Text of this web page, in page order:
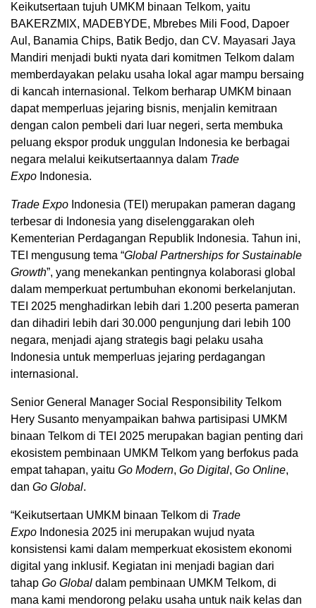
Keikutsertaan tujuh UMKM binaan Telkom, yaitu
BAKERZMIX, MADEBYDE, Mbrebes Mili Food, Dapoer
Aul, Banamia Chips, Batik Bedjo, dan CV. Mayasari Jaya
Mandiri menjadi bukti nyata dari komitmen Telkom dalam
memberdayakan pelaku usaha lokal agar mampu bersaing
di kancah internasional. Telkom berharap UMKM binaan
dapat memperluas jejaring bisnis, menjalin kemitraan
dengan calon pembeli dari luar negeri, serta membuka
peluang ekspor produk unggulan Indonesia ke berbagai
negara melalui keikutsertaannya dalam Trade
Expo Indonesia.
Trade Expo Indonesia (TEI) merupakan pameran dagang
terbesar di Indonesia yang diselenggarakan oleh
Kementerian Perdagangan Republik Indonesia. Tahun ini,
TEI mengusung tema “Global Partnerships for Sustainable
Growth”, yang menekankan pentingnya kolaborasi global
dalam memperkuat pertumbuhan ekonomi berkelanjutan.
TEI 2025 menghadirkan lebih dari 1.200 peserta pameran
dan dihadiri lebih dari 30.000 pengunjung dari lebih 100
negara, menjadi ajang strategis bagi pelaku usaha
Indonesia untuk memperluas jejaring perdagangan
internasional.
Senior General Manager Social Responsibility Telkom
Hery Susanto menyampaikan bahwa partisipasi UMKM
binaan Telkom di TEI 2025 merupakan bagian penting dari
ekosistem pembinaan UMKM Telkom yang berfokus pada
empat tahapan, yaitu Go Modern, Go Digital, Go Online,
dan Go Global.
“Keikutsertaan UMKM binaan Telkom di Trade
Expo Indonesia 2025 ini merupakan wujud nyata
konsistensi kami dalam memperkuat ekosistem ekonomi
digital yang inklusif. Kegiatan ini menjadi bagian dari
tahap Go Global dalam pembinaan UMKM Telkom, di
mana kami mendorong pelaku usaha untuk naik kelas dan